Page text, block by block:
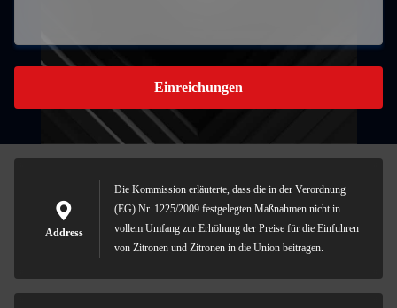
Einreichungen
Address
Die Kommission erläuterte, dass die in der Verordnung
(EG) Nr. 1225/2009 festgelegten Maßnahmen nicht in
vollem Umfang zur Erhöhung der Preise für die Einfuhren
von Zitronen und Zitronen in die Union beitragen.